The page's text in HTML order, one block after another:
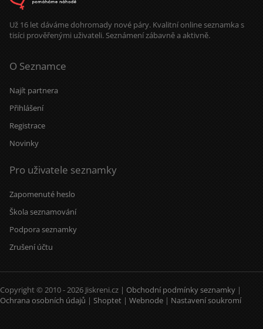
Už 16 let dáváme dohromady nové páry. Kvalitní online seznamka s
tisíci prověřenými uživateli. Seznámení zábavně a aktivně.
O Seznamce
Najít partnera
Přihlášení
Registrace
Novinky
Pro uživatele seznamky
Zapomenuté heslo
Škola seznamování
Podpora seznamky
Zrušení účtu
Copyright © 2010 - 2026 Jiskreni.cz | Obchodní podmínky seznamky |
Ochrana osobních údajů | Shoptet | Webnode | Nastavení soukromí